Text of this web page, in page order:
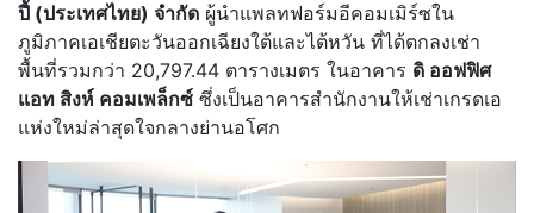
ปี้ (ประเทศไทย) จำกัด ผู้นำแพลทฟอร์มอีคอมเมิร์ซใน
ภูมิภาคเอเชียตะวันออกเฉียงใต้และไต้หวัน ที่ได้ตกลงเช่า
พื้นที่รวมกว่า 20,797.44 ตารางเมตร ในอาคาร ดิ ออฟฟิศ
แอท สิงห์ คอมเพล็กซ์ ซึ่งเป็นอาคารสำนักงานให้เช่าเกรดเอ
แห่งใหม่ล่าสุดใจกลางย่านอโศก